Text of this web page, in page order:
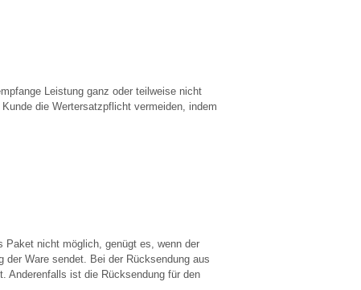
Leistung ganz oder teilweise nicht
die Wertersatzpflicht vermeiden, indem
Paket nicht möglich, genügt es, wenn der
der Ware sendet. Bei der Rücksendung aus
Anderenfalls ist die Rücksendung für den